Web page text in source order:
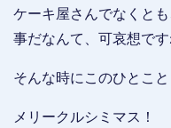
ケーキ屋さんでなくと
事だなんて、可哀想です
そんな時にこのひとこと
メリークルシミマス！